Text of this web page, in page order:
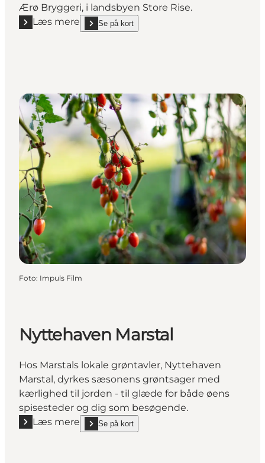
Ærø Bryggeri, i landsbyen Store Rise.
Læs mere
Læs mere "Ærø Bryggeri"
Se på kort
show Ærø Bryggeri on_map
Foto: Impuls Film
Nyttehaven Marstal
Hos Marstals lokale grøntavler, Nyttehaven
Marstal, dyrkes sæsonens grøntsager med
kærlighed til jorden - til glæde for både øens
spisesteder og dig som besøgende.
Læs mere
Læs mere "Nyttehaven Marstal"
Se på kort
show Nyttehaven Marstal on_map